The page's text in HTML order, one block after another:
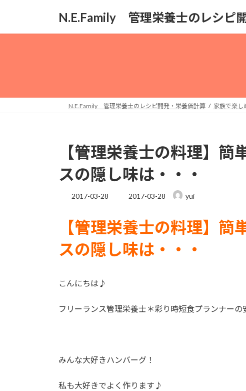
N.E.Family 管理栄養士のレシピ
N.E.Family 管理栄養士のレシピ開発・栄養価計算 家族で楽し
【管理栄養士の料理】
スの隠し味は・・・
2017-03-28
最
新
日
時
:
2017-03-28 yui
【管理栄養士の料理】
スの隠し味は・・・
こんにちは♪
フリーランス管理栄養士＊彩り時短食プランナーの
みんな大好きハンバーグ！
私も大好きでよく作ります♪